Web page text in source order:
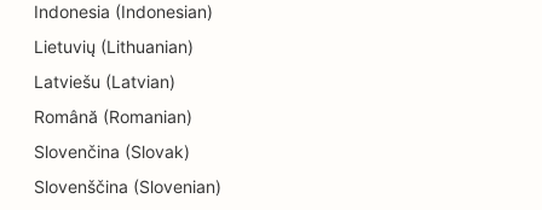
电工的搜索引擎优化
逃离房间的搜索引擎优化
民族餐厅的 EO
农场到餐桌餐厅的搜索引擎优化
Indonesia (Indonesian)
Lietuvių (Lithuanian)
Latviešu (Latvian)
Română (Romanian)
Slovenčina (Slovak)
Slovenščina (Slovenian)